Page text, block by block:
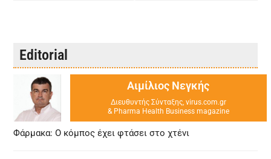
Editorial
Αιμίλιος Νεγκής
Διευθυντής Σύνταξης, virus.com.gr
& Pharma Health Business magazine
Φάρμακα: Ο κόμπος έχει φτάσει στο χτένι